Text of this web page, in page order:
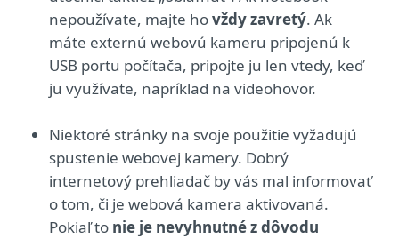
nepoužívate, majte hovždy zavretý. Ak
máte externú webovú kameru pripojenú k
USB portu počítača, pripojte ju len vtedy, keď
ju využívate, napríklad na videohovor.
Niektoré stránky na svoje použitie vyžadujú
spustenie webovej kamery. Dobrý
internetový prehliadač by vás mal informovať
o tom, či je webová kamera aktivovaná.
Pokiaľ to nie je nevyhnutné z dôvodu